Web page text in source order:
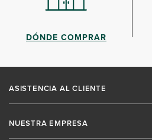
DÓNDE COMPRAR
ASISTENCIA AL CLIENTE
NUESTRA EMPRESA